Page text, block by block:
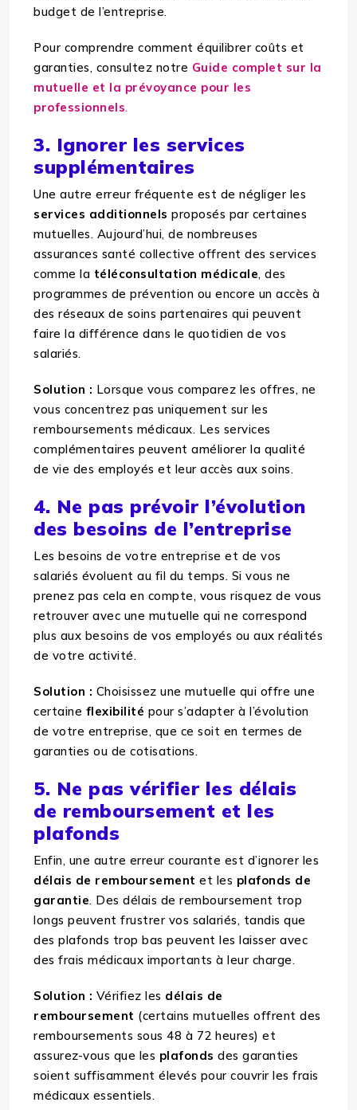
budget de l’entreprise.
Pour comprendre comment équilibrer coûts et
garanties, consultez notre Guide complet sur la
mutuelle et la prévoyance pour les
professionnels.
3. Ignorer les services
supplémentaires
Une autre erreur fréquente est de négliger les
services additionnels proposés par certaines
mutuelles. Aujourd’hui, de nombreuses
assurances santé collective offrent des services
comme la téléconsultation médicale, des
programmes de prévention ou encore un accès à
des réseaux de soins partenaires qui peuvent
faire la différence dans le quotidien de vos
salariés.
Solution : Lorsque vous comparez les offres, ne
vous concentrez pas uniquement sur les
remboursements médicaux. Les services
complémentaires peuvent améliorer la qualité
de vie des employés et leur accès aux soins.
4. Ne pas prévoir l’évolution
des besoins de l’entreprise
Les besoins de votre entreprise et de vos
salariés évoluent au fil du temps. Si vous ne
prenez pas cela en compte, vous risquez de vous
retrouver avec une mutuelle qui ne correspond
plus aux besoins de vos employés ou aux réalités
de votre activité.
Solution : Choisissez une mutuelle qui offre une
certaine flexibilité pour s’adapter à l’évolution
de votre entreprise, que ce soit en termes de
garanties ou de cotisations.
5. Ne pas vérifier les délais
de remboursement et les
plafonds
Enfin, une autre erreur courante est d’ignorer les
délais de remboursement et les plafonds de
garantie. Des délais de remboursement trop
longs peuvent frustrer vos salariés, tandis que
des plafonds trop bas peuvent les laisser avec
des frais médicaux importants à leur charge.
Solution : Vérifiez les délais de
remboursement (certains mutuelles offrent des
remboursements sous 48 à 72 heures) et
assurez-vous que les plafonds des garanties
soient suffisamment élevés pour couvrir les frais
médicaux essentiels.